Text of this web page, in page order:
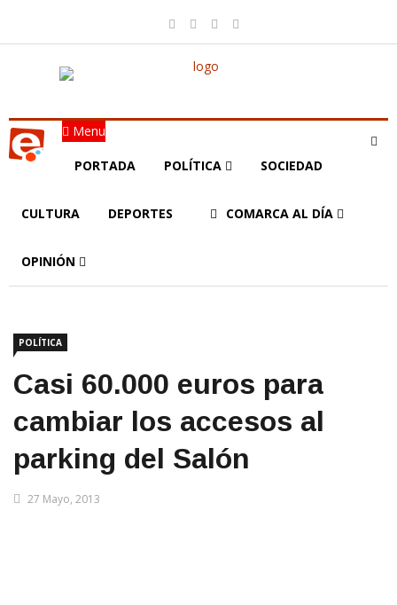
Menu
PORTADA POLÍTICA SOCIEDAD
CULTURA DEPORTES COMARCA AL DÍA
OPINIÓN
POLÍTICA
Casi 60.000 euros para
cambiar los accesos al
parking del Salón
27 Mayo, 2013